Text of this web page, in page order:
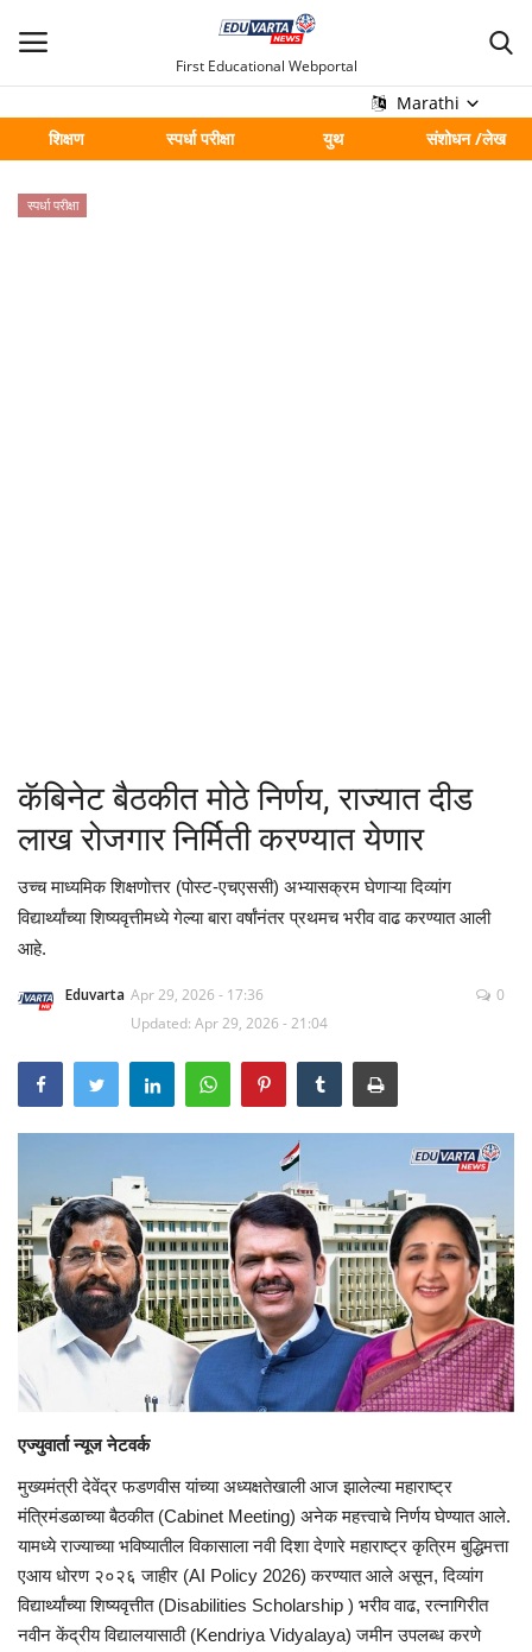
First Educational Webportal
Marathi
शिक्षण
स्पर्धा परीक्षा युथ संशोधन /लेख
मुख्य
Contact
गॅलरी
Language
Marathi
स्पर्धा परीक्षा
कॅबिनेट बैठकीत मोठे निर्णय, राज्यात दीड
लाख रोजगार निर्मिती करण्यात येणार
उच्च माध्यमिक शिक्षणोत्तर (पोस्ट-एचएससी) अभ्यासक्रम घेणाऱ्या दिव्यांग
विद्यार्थ्यांच्या शिष्यवृत्तीमध्ये गेल्या बारा वर्षांनंतर प्रथमच भरीव वाढ करण्यात आली
आहे.
Eduvarta Apr 29, 2026 - 17:36
Updated: Apr 29, 2026 - 21:04
0
एज्युवार्ता न्यूज नेटवर्क
मुख्यमंत्री देवेंद्र फडणवीस यांच्या अध्यक्षतेखाली आज झालेल्या महाराष्ट्र
मंत्रिमंडळाच्या बैठकीत (Cabinet Meeting) अनेक महत्त्वाचे निर्णय घेण्यात आले.
यामध्ये राज्याच्या भविष्यातील विकासाला नवी दिशा देणारे महाराष्ट्र कृत्रिम बुद्धिमत्ता
एआय धोरण २०२६ जाहीर (AI Policy 2026) करण्यात आले असून, दिव्यांग
विद्यार्थ्यांच्या शिष्यवृत्तीत (Disabilities Scholarship ) भरीव वाढ, रत्नागिरीत
नवीन केंद्रीय विद्यालयासाठी (Kendriya Vidyalaya) जमीन उपलब्ध करणे